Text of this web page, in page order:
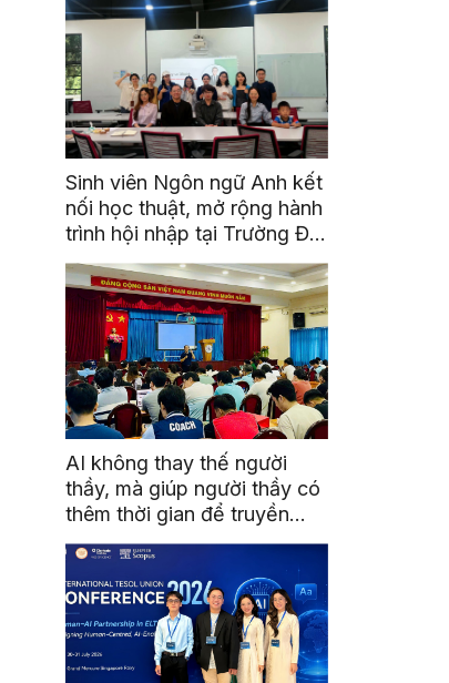
Sinh viên Ngôn ngữ Anh kết
nối học thuật, mở rộng hành
trình hội nhập tại Trường Đại
học Quốc gia Malaysia
AI không thay thế người
thầy, mà giúp người thầy có
thêm thời gian để truyền
cảm hứng